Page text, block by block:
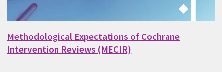
Methodological Expectations of Cochrane
Intervention Reviews (MECIR)